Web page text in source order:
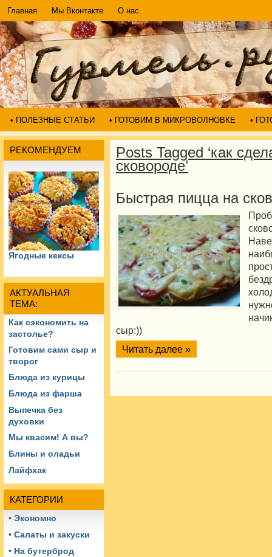
Главная Мы Вконтакте О нас
• ПОЛЕЗНЫЕ СТАТЬИ • ГОТОВИМ В МИКРОВОЛНОВКЕ •
РЕКОМЕНДУЕМ
Ягодные кексы
АКТУАЛЬНАЯ
ТЕМА:
Как сэкономить на
застолье?
Готовим сами сыр и
творог
Блюда из курицы
Блюда из фарша
Выпечка без
духовки
Мы квасим! А вы?
Блины и оладьи
Лайфхак
КАТЕГОРИИ
• Экономно
• Салаты и закуски
• На бутерброд
Posts Tagged ‘как
сковороде’
Быстрая пицца на
сыр:))
Читать далее »